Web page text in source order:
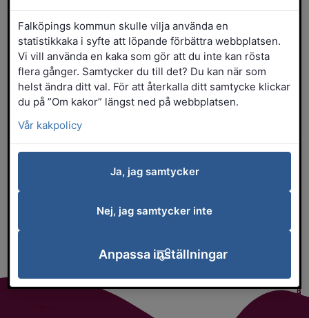
Filtrera resultatet
Det här formuläret postas automatiskt
Sökord
Från datum Till datum
Falköpings kommun skulle vilja använda en
statistikkaka i syfte att löpande förbättra webbplatsen.
Vi vill använda en kaka som gör att du inte kan rösta
flera gånger. Samtycker du till det? Du kan när som
helst ändra ditt val. För att återkalla ditt samtycke klickar
du på ”Om kakor” längst ned på webbplatsen.
Vår kakpolicy
Ja, jag samtycker
Nej, jag samtycker inte
Anpassa inställningar